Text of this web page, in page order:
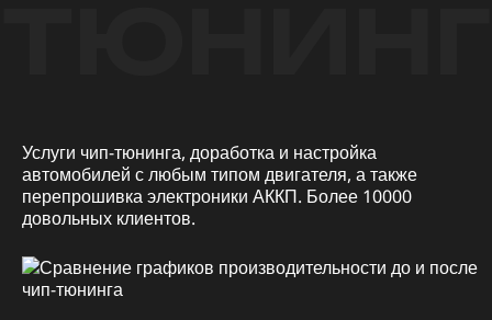
Услуги чип-тюнинга, доработка и настройка
автомобилей с любым типом двигателя, а также
перепрошивка электроники АККП. Более 10000
довольных клиентов.